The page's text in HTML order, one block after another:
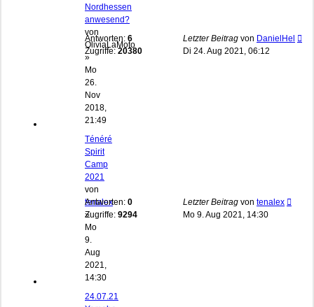
Nordhessen
anwesend?
von
OliviaLaMoto
»
Mo
26.
Nov
2018,
21:49
Antworten: 6
Zugriffe:20380
Letzter Beitrag von DanielHel
Di 24. Aug 2021, 06:12
Ténéré
Spirit
Camp
2021
von
tenalex
»
Mo
9.
Aug
2021,
14:30
Antworten: 0
Zugriffe: 9294
Letzter Beitrag von tenalex
Mo 9. Aug 2021, 14:30
24.07.21